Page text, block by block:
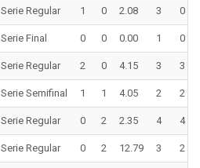
Serie Regular 1 0 2.08 3 0
Serie Final 0 0 0.00 1 0
Serie Regular 2 0 4.15 3 3
Serie Semifinal 1 1 4.05 2 2
Serie Regular 0 2 2.35 4 4
Serie Regular 0 2 12.79 3 2